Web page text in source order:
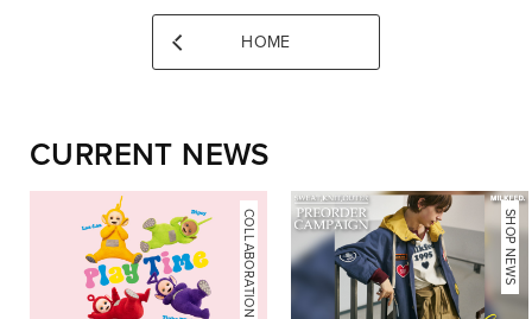
HOME
CURRENT NEWS
COLLABORATION NEWS
SHOP NEWS